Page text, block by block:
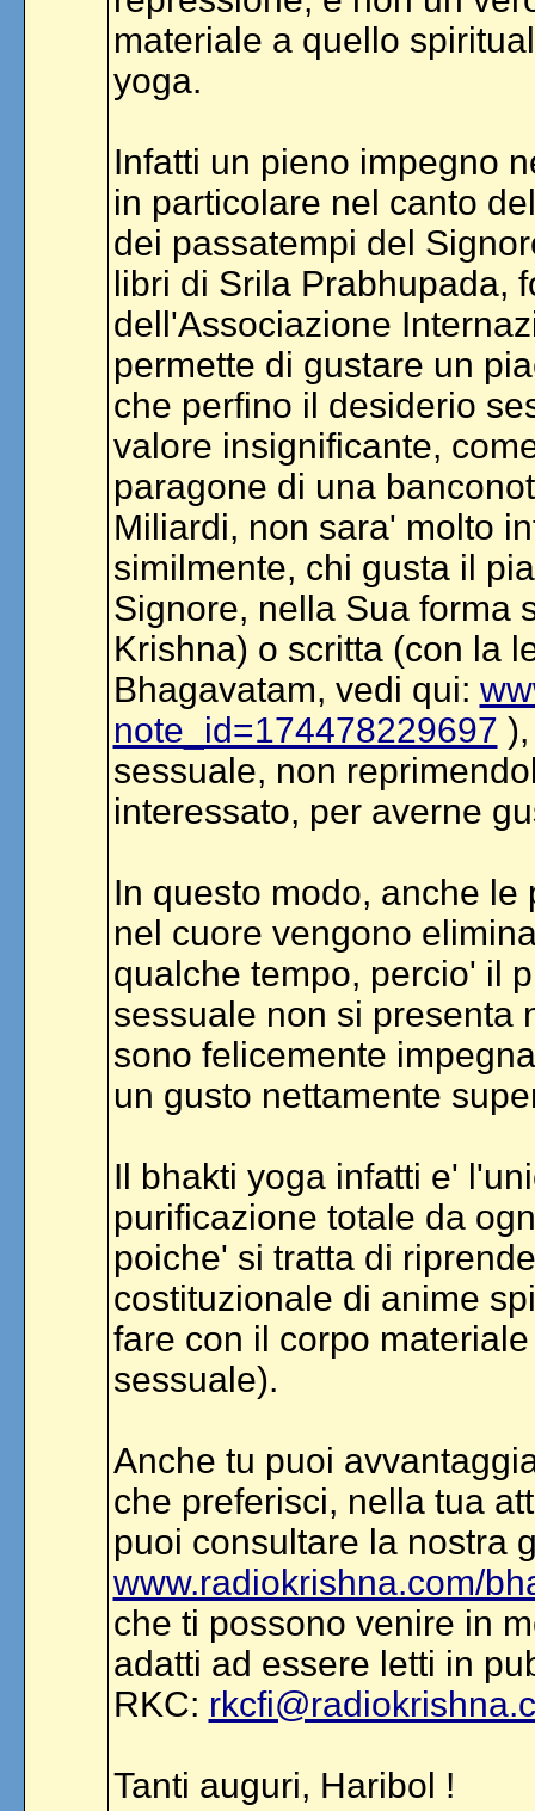
materiale a quello
yoga.
Infatti un pieno impegno
in particolare nel canto
dei passatempi del
libri di Srila Prabhupada,
dell'Associazione
permette di gustare un
che perfino il desiderio
valore insignificante,
paragone di una
Miliardi, non sara' molto
similmente, chi gusta il
Signore, nella Sua forma
Krishna) o scritta (con la
Bhagavatam, vedi qui:
note_id=174478229697
sessuale, non
interessato, per averne
In questo modo, anche
nel cuore vengono
qualche tempo, percio' il
sessuale non si presenta
sono felicemente
un gusto nettamente
Il bhakti yoga infatti e'
purificazione totale da
poiche' si tratta di
costituzionale di anime
fare con il corpo
sessuale).
Anche tu puoi
che preferisci, nella tua
puoi consultare la nostra
www.radiokrishna.com/
che ti possono venire in
adatti ad essere letti in
RKC:
Tanti auguri, Haribol !